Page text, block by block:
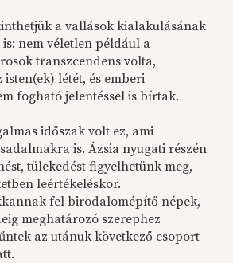
a vallások kialakulásának
is: nem véletlen például a
transzcendens volta,
létét, és emberi
fogható jelentéssel is bírtak.
időszak volt ez, ami
is. Ázsia nyugati részén
tülekedést figyelhetünk meg,
leértékeléskor.
fel birodalomépítő népek,
meghatározó szerephez
az utánuk következő csoport